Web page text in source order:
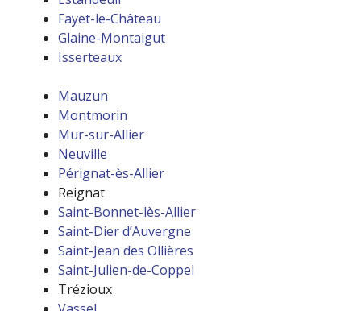
Fayet-le-Château
Glaine-Montaigut
Isserteaux
Mauzun
Montmorin
Mur-sur-Allier
Neuville
Pérignat-ès-Allier
Reignat
Saint-Bonnet-lès-Allier
Saint-Dier d’Auvergne
Saint-Jean des Ollières
Saint-Julien-de-Coppel
Trézioux